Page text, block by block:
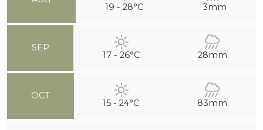
19 - 28°C 3mm
SEP
17 - 26°C 28mm
OCT
15 - 24°C 83mm